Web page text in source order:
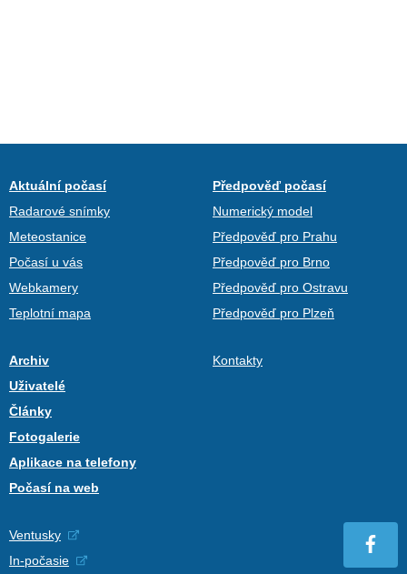
Aktuální počasí
Radarové snímky
Meteostanice
Počasí u vás
Webkamery
Teplotní mapa
Předpověď počasí
Numerický model
Předpověď pro Prahu
Předpověď pro Brno
Předpověď pro Ostravu
Předpověď pro Plzeň
Archiv
Uživatelé
Články
Fotogalerie
Aplikace na telefony
Počasí na web
Kontakty
Ventusky
In-počasie